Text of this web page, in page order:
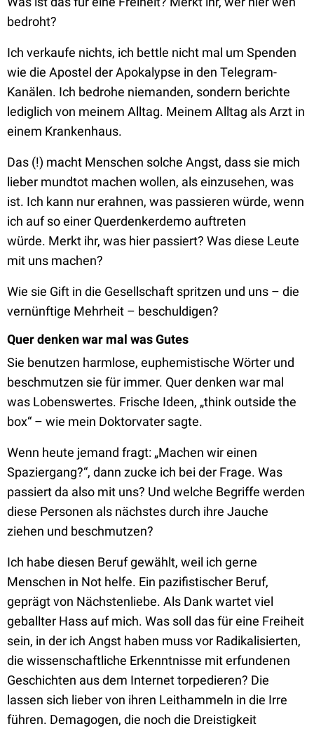
bedroht?
Ich verkaufe nichts, ich bettle nicht mal um Spenden
wie die Apostel der Apokalypse in den Telegram-
Kanälen. Ich bedrohe niemanden, sondern berichte
lediglich von meinem Alltag. Meinem Alltag als Arzt in
einem Krankenhaus.
Das (!) macht Menschen solche Angst, dass sie mich
lieber mundtot machen wollen, als einzusehen, was
ist. Ich kann nur erahnen, was passieren würde, wenn
ich auf so einer Querdenkerdemo auftreten
würde. Merkt ihr, was hier passiert? Was diese Leute
mit uns machen?
Wie sie Gift in die Gesellschaft spritzen und uns – die
vernünftige Mehrheit – beschuldigen?
Quer denken war mal was Gutes
Sie benutzen harmlose, euphemistische Wörter und
beschmutzen sie für immer. Quer denken war mal
was Lobenswertes. Frische Ideen, „think outside the
box“ – wie mein Doktorvater sagte.
Wenn heute jemand fragt: „Machen wir einen
Spaziergang?“, dann zucke ich bei der Frage. Was
passiert da also mit uns? Und welche Begriffe werden
diese Personen als nächstes durch ihre Jauche
ziehen und beschmutzen?
Ich habe diesen Beruf gewählt, weil ich gerne
Menschen in Not helfe. Ein pazifistischer Beruf,
geprägt von Nächstenliebe. Als Dank wartet viel
geballter Hass auf mich. Was soll das für eine Freiheit
sein, in der ich Angst haben muss vor Radikalisierten,
die wissenschaftliche Erkenntnisse mit erfundenen
Geschichten aus dem Internet torpedieren? Die
lassen sich lieber von ihren Leithammeln in die Irre
führen. Demagogen, die noch die Dreistigkeit